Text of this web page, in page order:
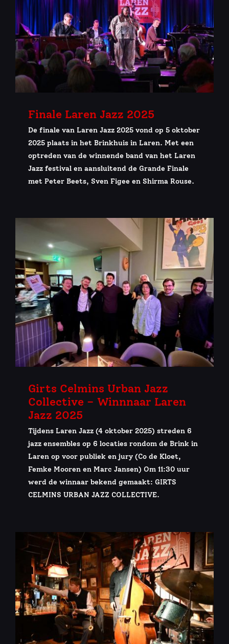
Finale Laren Jazz 2025
De finale van Laren Jazz 2025 vond op 5 oktober
2025 plaats in het Brinkhuis in Laren. Met een
optreden van de winnende band van het Laren
Jazz festival en aansluitend de Grande Finale
met Peter Beets, Sven Figee en Shirma Rouse.
Girts Celmins Urban Jazz
Collective – Winnnaar Laren
Jazz 2025
Tijdens Laren Jazz (4 oktober 2025) streden 6
jazz ensembles op 6 locaties rondom de Brink in
Laren op voor publiek en jury (Co de Kloet,
Femke Mooren en Marc Jansen) Om 11:30 uur
werd de winnaar bekend gemaakt: GIRTS
CELMINS URBAN JAZZ COLLECTIVE.